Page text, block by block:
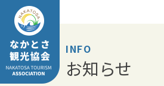
Skip
content
INFO
お知らせ